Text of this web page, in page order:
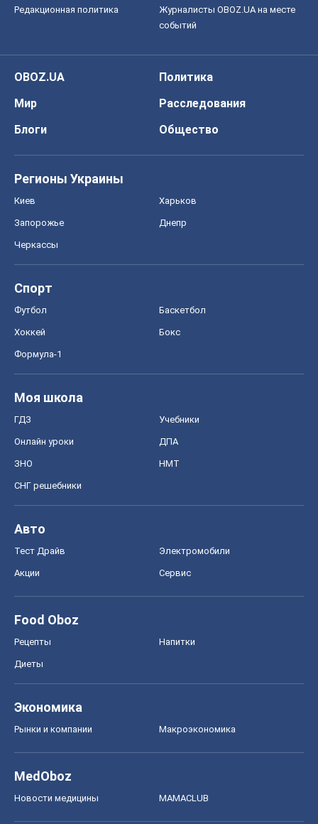
Редакционная политика
Журналисты OBOZ.UA на месте
событий
OBOZ.UA
Политика
Мир
Расследования
Блоги
Общество
Регионы Украины
Киев Харьков
Запорожье Днепр
Черкассы
Спорт
Футбол Баскетбол
Хоккей Бокс
Формула-1
Моя школа
ГДЗ Учебники
Онлайн уроки ДПА
ЗНО НМТ
СНГ решебники
Авто
Тест Драйв Электромобили
Акции Сервис
Food Oboz
Рецепты Напитки
Диеты
Экономика
Рынки и компании Mакроэкономика
MedOboz
Новости медицины MAMACLUB